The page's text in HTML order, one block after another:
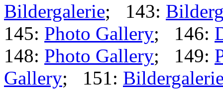
Bildergalerie; 143:
145: Photo Gallery; 146:
148: Photo Gallery; 149:
Gallery; 151: